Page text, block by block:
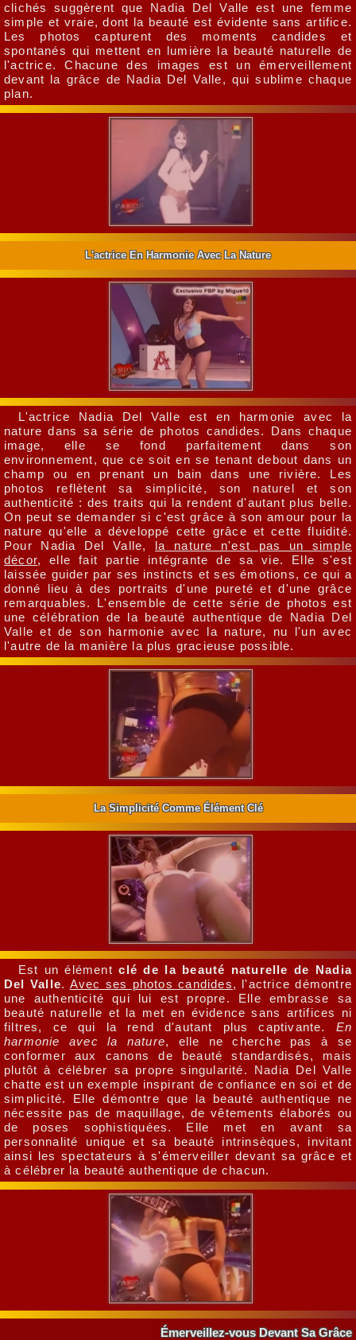
clichés suggèrent que Nadia Del Valle est une femme
simple et vraie, dont la beauté est évidente sans artifice.
Les photos capturent des moments candides et
spontanés qui mettent en lumière la beauté naturelle de
l'actrice. Chacune des images est un émerveillement
devant la grâce de Nadia Del Valle, qui sublime chaque
plan.
L'actrice En Harmonie Avec La Nature
L'actrice Nadia Del Valle est en harmonie avec la
nature dans sa série de photos candides. Dans chaque
image, elle se fond parfaitement dans son
environnement, que ce soit en se tenant debout dans un
champ ou en prenant un bain dans une rivière. Les
photos reflètent sa simplicité, son naturel et son
authenticité : des traits qui la rendent d'autant plus belle.
On peut se demander si c'est grâce à son amour pour la
nature qu'elle a développé cette grâce et cette fluidité.
Pour Nadia Del Valle,
la nature n'est pas un simple
décor, elle fait partie intégrante de sa vie. Elle s'est
laissée guider par ses instincts et ses émotions, ce qui a
donné lieu à des portraits d'une pureté et d'une grâce
remarquables. L'ensemble de cette série de photos est
une célébration de la beauté authentique de Nadia Del
Valle et de son harmonie avec la nature, nu l'un avec
l'autre de la manière la plus gracieuse possible.
La Simplicité Comme Élément Clé
Est un élémentclé de la beauté naturelle de Nadia
Del Valle. Avec ses photos candides, l'actrice démontre
une authenticité qui lui est propre. Elle embrasse sa
beauté naturelle et la met en évidence sans artifices ni
filtres, ce qui la rend d'autant plus captivante. En
harmonie avec la nature, elle ne cherche pas à se
conformer aux canons de beauté standardisés, mais
plutôt à célébrer sa propre singularité. Nadia Del Valle
chatte est un exemple inspirant de confiance en soi et de
simplicité. Elle démontre que la beauté authentique ne
nécessite pas de maquillage, de vêtements élaborés ou
de poses sophistiquées. Elle met en avant sa
personnalité unique et sa beauté intrinsèques, invitant
ainsi les spectateurs à s'émerveiller devant sa grâce et
à célébrer la beauté authentique de chacun.
Émerveillez-vous Devant Sa Grâce